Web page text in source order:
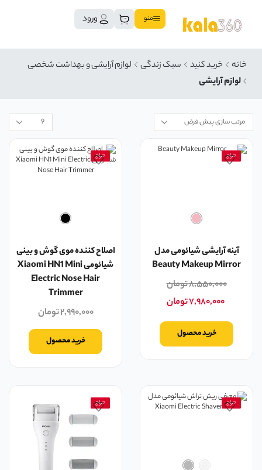
منو ورود
خانه خرید کنید سبک زندگی
لوازم آرایشی و بهداشت شخصی
لوازم آرایشی
حراج
آینه آرایشی شیائومی مدل
Beauty Makeup Mirror
۸,۵۵۰,۰۰۰تومان
۷,۹۸۰,۰۰۰تومان
خرید محصول
حراج
اصلاح کننده موی گوش و بینی
شیائومی Xiaomi HN1 Mini
Electric Nose Hair
Trimmer
۲,۹۹۰,۰۰۰تومان
خرید محصول
حراج حراج